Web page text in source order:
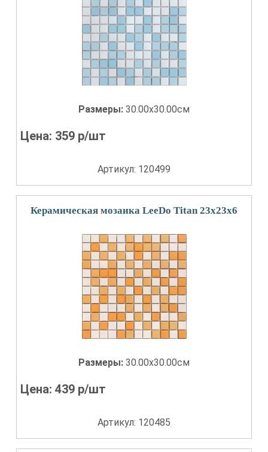
Размеры: 30.00x30.00см
Цена: 359 р/шт
Артикул: 120499
Керамическая мозаика LeeDo Titan 23x23x6
Размеры: 30.00x30.00см
Цена:439 р/шт
Артикул: 120485